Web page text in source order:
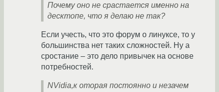
Почему оно не срастается именно на
десктопе, что я делаю не так?
Если учесть, что это форум о линуксе, то у
большинства нет таких сложностей. Ну а
сростание – это дело привычек на основе
потребностей.
NVidia,к оторая постоянно и незачем